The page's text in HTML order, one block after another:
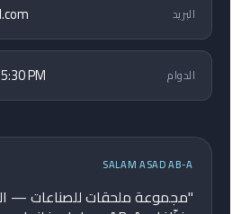
البريد
الدوام PM
SALAM ASAD AB-A
"مجموعة ملحقات للصناعات —